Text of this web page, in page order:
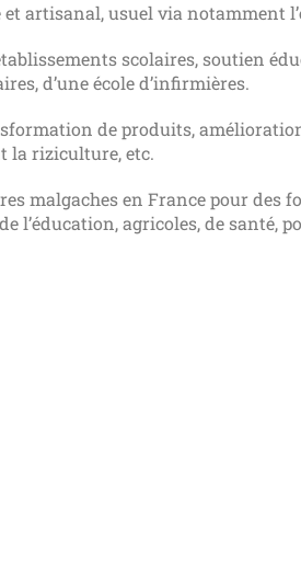
artisanal, usuel via notamment
scolaires, soutien
d’une école d’infirmières.
de produits,
la riziculture, etc.
malgaches en France pour
l’éducation, agricoles, de santé,